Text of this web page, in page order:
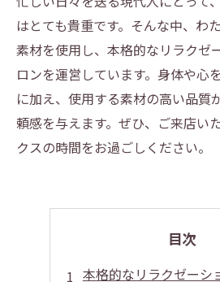
はとても貴重です。そんな中、わ
素材を使用し、本格的なリラクゼ
ロンを運営しています。身体や心
に加え、使用する素材の高い品質
頼感を与えます。ぜひ、ご来店い
クスの時間をお過ごしください。
目次
本格的なリラクゼーシ